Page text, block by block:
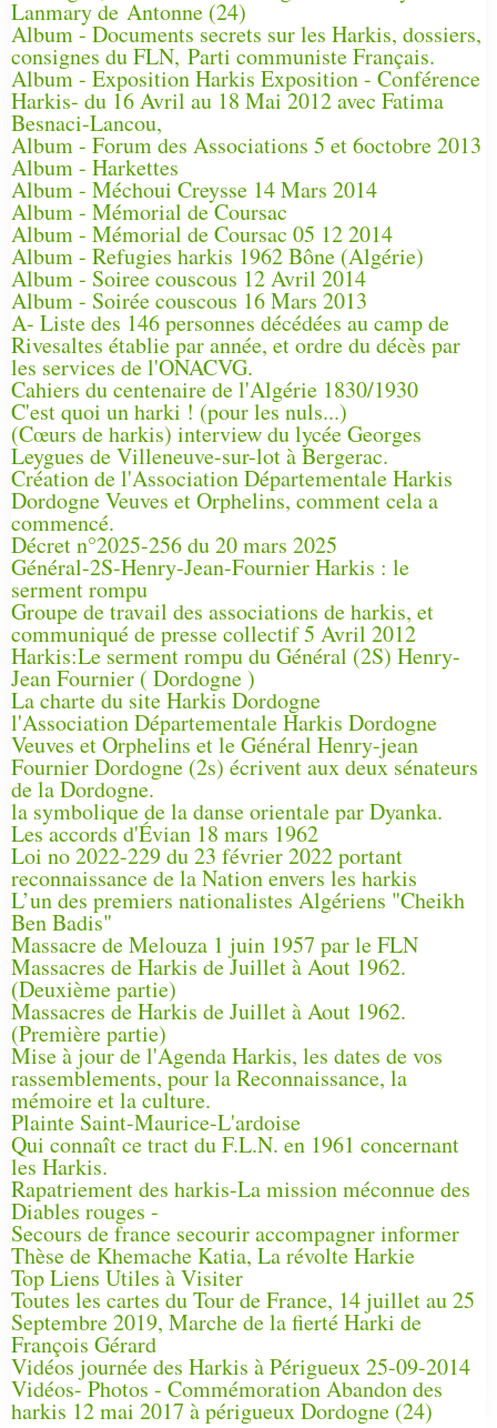
Lanmary de Antonne (24)
Album - Documents secrets sur les Harkis, dossiers,
consignes du FLN, Parti communiste Français.
Album - Exposition Harkis Exposition - Conférence
Harkis- du 16 Avril au 18 Mai 2012 avec Fatima
Besnaci-Lancou,
Album - Forum des Associations 5 et 6octobre 2013
Album - Harkettes
Album - Méchoui Creysse 14 Mars 2014
Album - Mémorial de Coursac
Album - Mémorial de Coursac 05 12 2014
Album - Refugies harkis 1962 Bône (Algérie)
Album - Soiree couscous 12 Avril 2014
Album - Soirée couscous 16 Mars 2013
A- Liste des 146 personnes décédées au camp de
Rivesaltes établie par année, et ordre du décès par
les services de l'ONACVG.
Cahiers du centenaire de l'Algérie 1830/1930
C'est quoi un harki ! (pour les nuls...)
(Cœurs de harkis) interview du lycée Georges
Leygues de Villeneuve-sur-lot à Bergerac.
Création de l'Association Départementale Harkis
Dordogne Veuves et Orphelins, comment cela a
commencé.
Décret n°2025-256 du 20 mars 2025
Général-2S-Henry-Jean-Fournier Harkis : le
serment rompu
Groupe de travail des associations de harkis, et
communiqué de presse collectif 5 Avril 2012
Harkis:Le serment rompu du Général (2S) Henry-
Jean Fournier ( Dordogne )
La charte du site Harkis Dordogne
l'Association Départementale Harkis Dordogne
Veuves et Orphelins et le Général Henry-jean
Fournier Dordogne (2s) écrivent aux deux sénateurs
de la Dordogne.
la symbolique de la danse orientale par Dyanka.
Les accords d'Évian 18 mars 1962
Loi no 2022-229 du 23 février 2022 portant
reconnaissance de la Nation envers les harkis
L’un des premiers nationalistes Algériens "Cheikh
Ben Badis"
Massacre de Melouza 1 juin 1957 par le FLN
Massacres de Harkis de Juillet à Aout 1962.
(Deuxième partie)
Massacres de Harkis de Juillet à Aout 1962.
(Première partie)
Mise à jour de l'Agenda Harkis, les dates de vos
rassemblements, pour la Reconnaissance, la
mémoire et la culture.
Plainte Saint-Maurice-L'ardoise
Qui connaît ce tract du F.L.N. en 1961 concernant
les Harkis.
Rapatriement des harkis-La mission méconnue des
Diables rouges -
Secours de france secourir accompagner informer
Thèse de Khemache Katia, La révolte Harkie
Top Liens Utiles à Visiter
Toutes les cartes du Tour de France, 14 juillet au 25
Septembre 2019, Marche de la fierté Harki de
François Gérard
Vidéos journée des Harkis à Périgueux 25-09-2014
Vidéos- Photos - Commémoration Abandon des
harkis 12 mai 2017 à périgueux Dordogne (24)